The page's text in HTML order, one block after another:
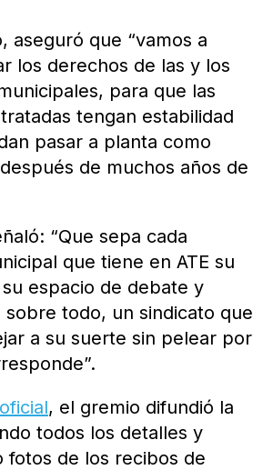
aseguró que “vamos a
los derechos de las y los
para que las
tengan estabilidad
pasar a planta como
de muchos años de
“Que sepa cada
que tiene en ATE su
espacio de debate y
todo, un sindicato que
a su suerte sin pelear por
, el gremio difundió la
todos los detalles y
fotos de los recibos de